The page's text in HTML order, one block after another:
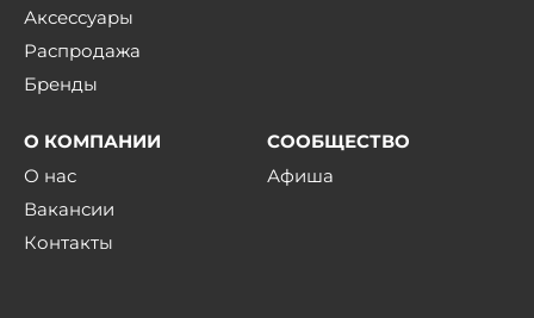
Аксессуары
Распродажа
Бренды
О КОМПАНИИ
О нас
Вакансии
Контакты
СООБЩЕСТВО
Афиша